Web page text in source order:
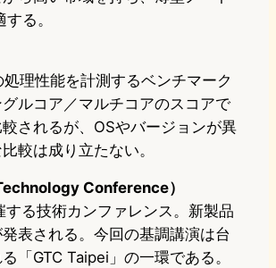
る。
処理性能を計測するベンチマーク
ルコア／マルチコアのスコアで
されるが、OSやバージョンが異
較は成り立たない。
Conference）
する技術カンファレンス。新製品
表される。今回の基調講演は台
「GTC Taipei」の一環である。